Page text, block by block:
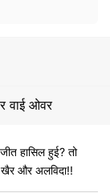
वाई ओवर
हासिल हुई? तो
और अलविदा!!